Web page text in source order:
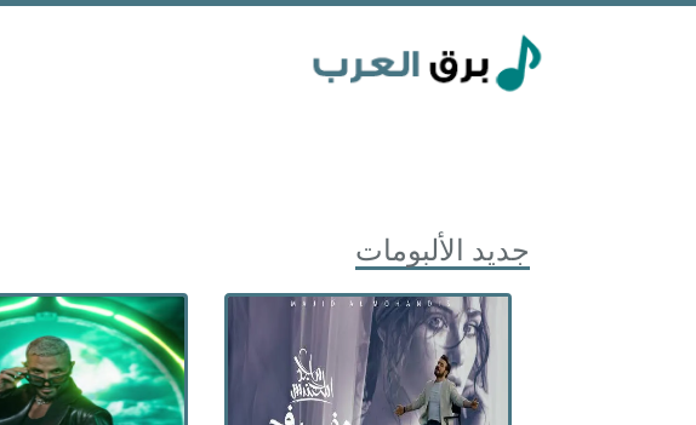
جديد الألبومات